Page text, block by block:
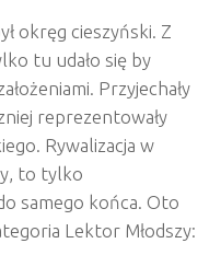
okręg cieszyński. Z
tu udało się by
Przyjechały
reprezentowały
Rywalizacja w
to tylko
samego końca. Oto
Lektor Młodszy: